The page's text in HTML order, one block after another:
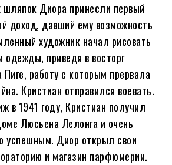
Диора принесли первый
доход, давший ему возможность
художник начал рисовать
одежды, приведя в восторг
работу с которым прервала
Кристиан отправился воевать.
в 1941 году, Кристиан получил
Люсьена Лелонга и очень
успешным. Диор открыл свои
и магазин парфюмерии.